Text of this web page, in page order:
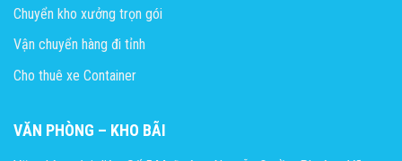
Chuyển kho xưởng trọn gói
Vận chuyển hàng đi tỉnh
Cho thuê xe Container
VĂN PHÒNG – KHO BÃI